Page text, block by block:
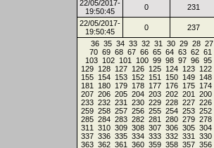
231
0
22/05/2017-
19:50:45
237
0
22/05/2017-
19:50:45
27
28
29
30
31
32
33
34
35
36
61
62
63
64
65
66
67
68
69
70
95
96
97
98
99
100
101
102
103
122
123
124
125
126
127
128
129
148
149
150
151
152
153
154
155
174
175
176
177
178
179
180
181
200
201
202
203
204
205
206
207
226
227
228
229
230
231
232
233
252
253
254
255
256
257
258
259
278
279
280
281
282
283
284
285
304
305
306
307
308
309
310
311
330
331
332
333
334
335
336
337
356
357
358
359
360
361
362
363